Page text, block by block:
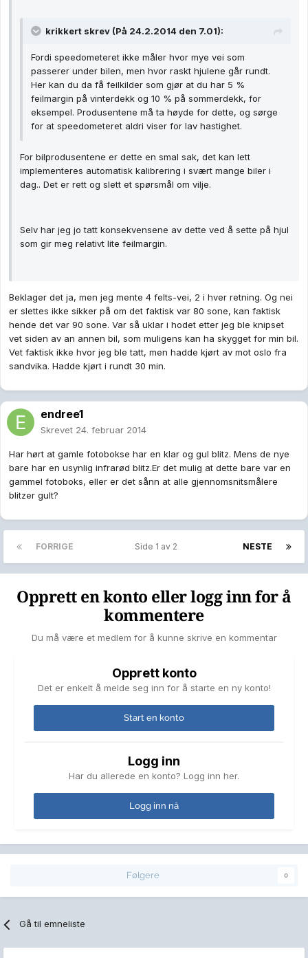
krikkert skrev (På 24.2.2014 den 7.01):
Fordi speedometeret ikke måler hvor mye vei som
passerer under bilen, men hvor raskt hjulene går rundt.
Her kan du da få feilkilder som gjør at du har 5 %
feilmargin på vinterdekk og 10 % på sommerdekk, for
eksempel. Produsentene må ta høyde for dette, og sørge
for at speedometeret aldri viser for lav hastighet.
For bilprodusentene er dette en smal sak, det kan lett
implementeres automatisk kalibrering i svært mange biler i
dag.. Det er rett og slett et spørsmål om vilje.
Selv har jeg jo tatt konsekvensene av dette ved å sette på hjul
som gir meg relativt lite feilmargin.
Beklager det ja, men jeg mente 4 felts-vei, 2 i hver retning. Og nei
er slettes ikke sikker på om det faktisk var 80 sone, kan faktisk
hende det var 90 sone. Var så uklar i hodet etter jeg ble knipset
vet siden av an annen bil, som muligens kan ha skygget for min bil.
Vet faktisk ikke hvor jeg ble tatt, men hadde kjørt av mot oslo fra
sandvika. Hadde kjørt i rundt 30 min.
endree1
Skrevet 24. februar 2014
Har hørt at gamle fotobokse har en klar og gul blitz. Mens de nye
bare har en usynlig infrarød blitz.Er det mulig at dette bare var en
gammel fotoboks, eller er det sånn at alle gjennomsnitsmålere
blitzer gult?
FORRIGE NESTE
Side 1 av 2
Opprett en konto eller logg inn for å
kommentere
Du må være et medlem for å kunne skrive en kommentar
Opprett konto
Det er enkelt å melde seg inn for å starte en ny konto!
Start en konto
Logg inn
Har du allerede en konto? Logg inn her.
Logg inn nå
Følgere 0
Gå til emneliste